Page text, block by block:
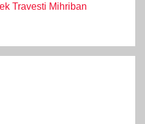
Travesti Mihriban